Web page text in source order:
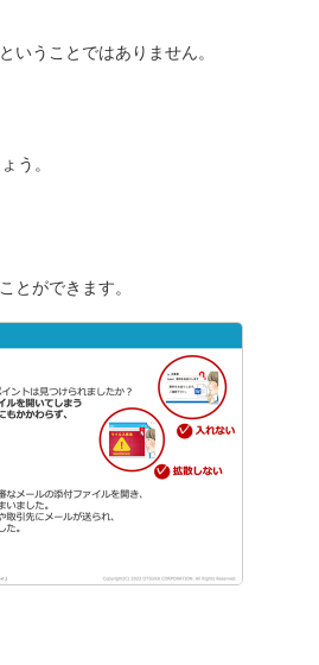
いうことではありません。
う。
とができます。